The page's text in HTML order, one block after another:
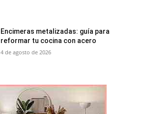
Encimeras metalizadas: guía para
reformar tu cocina con acero
4 de agosto de 2026